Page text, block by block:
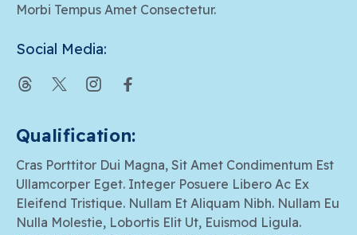
Morbi Tempus Amet Consectetur.
Social Media:
Qualification:
Cras Porttitor Dui Magna, Sit Amet Condimentum Est
Ullamcorper Eget. Integer Posuere Libero Ac Ex
Eleifend Tristique. Nullam Et Aliquam Nibh. Nullam Eu
Nulla Molestie, Lobortis Elit Ut, Euismod Ligula.